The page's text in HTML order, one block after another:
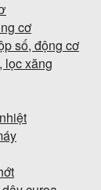
cơ
số, động cơ
lọc xăng